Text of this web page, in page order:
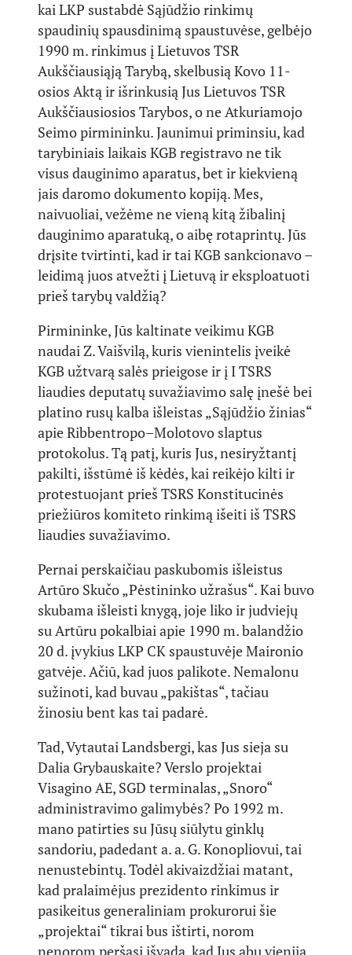
kai LKP sustabdė Sąjūdžio rinkimų
spaudinių spausdinimą spaustuvėse, gelbėjo
1990 m. rinkimus į Lietuvos TSR
Aukščiausiąją Tarybą, skelbusią Kovo 11-
osios Aktą ir išrinkusią Jus Lietuvos TSR
Aukščiausiosios Tarybos, o ne Atkuriamojo
Seimo pirmininku. Jaunimui priminsiu, kad
tarybiniais laikais KGB registravo ne tik
visus dauginimo aparatus, bet ir kiekvieną
jais daromo dokumento kopiją. Mes,
naivuoliai, vežėme ne vieną kitą žibalinį
dauginimo aparatuką, o aibę rotaprintų. Jūs
drįsite tvirtinti, kad ir tai KGB sankcionavo –
leidimą juos atvežti į Lietuvą ir eksploatuoti
prieš tarybų valdžią?
Pirmininke, Jūs kaltinate veikimu KGB
naudai Z. Vaišvilą, kuris vienintelis įveikė
KGB užtvarą salės prieigose ir į I TSRS
liaudies deputatų suvažiavimo salę įnešė bei
platino rusų kalba išleistas „Sąjūdžio žinias“
apie Ribbentropo–Molotovo slaptus
protokolus. Tą patį, kuris Jus, nesiryžtantį
pakilti, išstūmė iš kėdės, kai reikėjo kilti ir
protestuojant prieš TSRS Konstitucinės
priežiūros komiteto rinkimą išeiti iš TSRS
liaudies suvažiavimo.
Pernai perskaičiau paskubomis išleistus
Artūro Skučo „Pėstininko užrašus“. Kai buvo
skubama išleisti knygą, joje liko ir judviejų
su Artūru pokalbiai apie 1990 m. balandžio
20 d. įvykius LKP CK spaustuvėje Maironio
gatvėje. Ačiū, kad juos palikote. Nemalonu
sužinoti, kad buvau „pakištas“, tačiau
žinosiu bent kas tai padarė.
Tad, Vytautai Landsbergi, kas Jus sieja su
Dalia Grybauskaite? Verslo projektai
Visagino AE, SGD terminalas, „Snoro“
administravimo galimybės? Po 1992 m.
mano patirties su Jūsų siūlytu ginklų
sandoriu, padedant a. a. G. Konopliovui, tai
nenustebintų. Todėl akivaizdžiai matant,
kad pralaimėjus prezidento rinkimus ir
pasikeitus generaliniam prokurorui šie
„projektai“ tikrai bus ištirti, norom
nenorom peršasi išvada, kad Jus abu vienija